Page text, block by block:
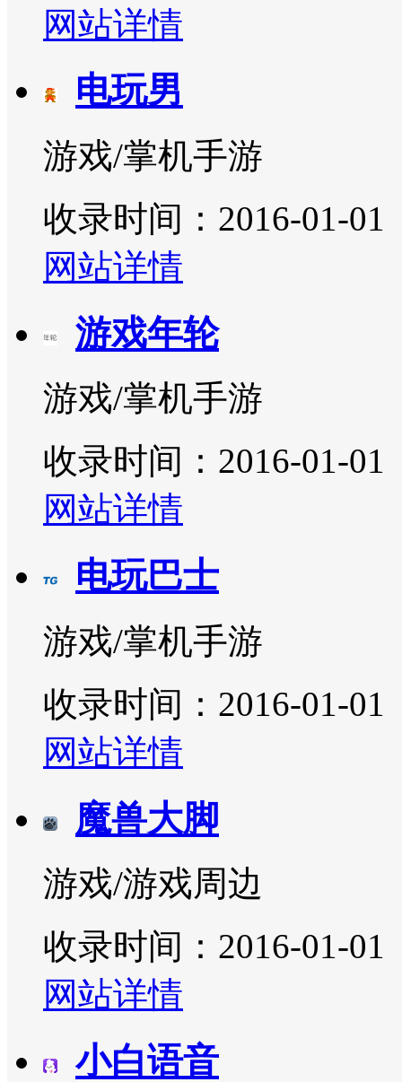
网站详情
电玩男
游戏/掌机手游
收录时间：2016-01-01
网站详情
游戏年轮
游戏/掌机手游
收录时间：2016-01-01
网站详情
电玩巴士
游戏/掌机手游
收录时间：2016-01-01
网站详情
魔兽大脚
游戏/游戏周边
收录时间：2016-01-01
网站详情
小白语音